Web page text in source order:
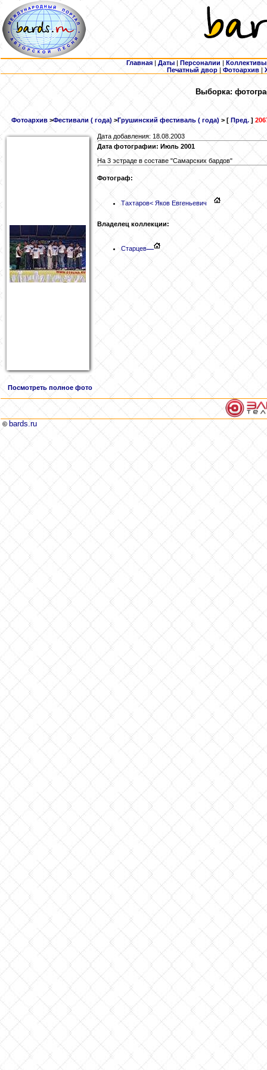
Главная | Даты | Персоналии | Коллективы
Печатный двор |Фотоархив |
Выборка:
Фотоархив >Фестивали ( года) >Грушинский фестиваль ( года) > [ Пред. ]
Дата добавления: 18.08.2003
Дата фотографии: Июль 2001
На 3 эстраде в составе "Самарских бардов"
Фотограф:
Тахтаров< Яков Евгеньевич
Владелец коллекции:
Старцев
Посмотреть полное фото
© bards.ru